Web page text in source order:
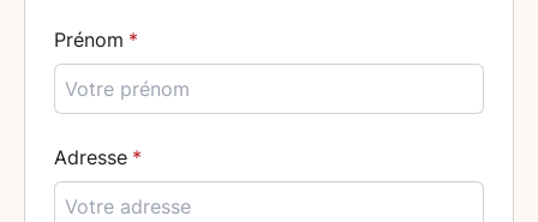
Prénom
Adresse